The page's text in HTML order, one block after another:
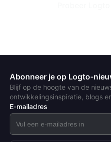
Abonneer je op Logto-
Blijf op de hoogte van de
ontwikkelingsinspiratie, blogs
E-mailadres